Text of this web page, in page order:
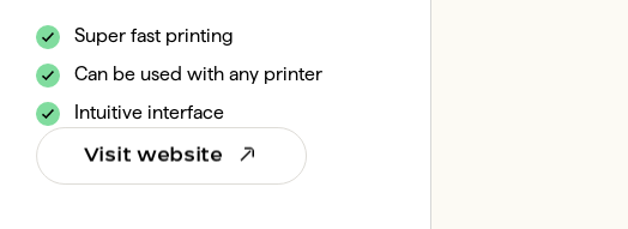
Super fast printing
Can be used with any printer
Intuitive interface
Visit website